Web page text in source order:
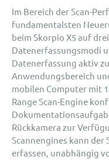
Im Bereich der Scan-
fundamentalsten
beim Skorpio X5 auf
Datenerfassungsmodi
Datenerfassung aktiv
Anwendungsbereich
mobilen Computer mit
Range Scan-Engine
Rückkamera zur
Scannengines kann der
erfassen, unabhängig